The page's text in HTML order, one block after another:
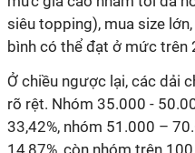
siêu topping), mua size
bình có thể đạt ở mức trên
Ở chiều ngược lại, các dải
rõ rệt. Nhóm 35.000 -
33,42%, nhóm 51.000 –
14,87%, còn nhóm trên